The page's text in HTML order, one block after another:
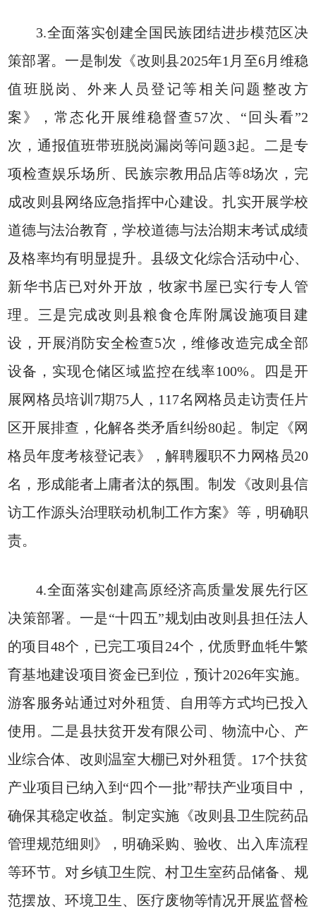
3.全面落实创建全国民族团结进步模范区决
策部署。一是制发《改则县2025年1月至6月维稳
值班脱岗、外来人员登记等相关问题整改方
案》，常态化开展维稳督查57次、“回头看”2
次，通报值班带班脱岗漏岗等问题3起。二是专
项检查娱乐场所、民族宗教用品店等8场次，完
成改则县网络应急指挥中心建设。扎实开展学校
道德与法治教育，学校道德与法治期末考试成绩
及格率均有明显提升。县级文化综合活动中心、
新华书店已对外开放，牧家书屋已实行专人管
理。三是完成改则县粮食仓库附属设施项目建
设，开展消防安全检查5次，维修改造完成全部
设备，实现仓储区域监控在线率100%。四是开
展网格员培训7期75人，117名网格员走访责任片
区开展排查，化解各类矛盾纠纷80起。制定《网
格员年度考核登记表》，解聘履职不力网格员20
名，形成能者上庸者汰的氛围。制发《改则县信
访工作源头治理联动机制工作方案》等，明确职
责。
4.全面落实创建高原经济高质量发展先行区
决策部署。一是“十四五”规划由改则县担任法人
的项目48个，已完工项目24个，优质野血牦牛繁
育基地建设项目资金已到位，预计2026年实施。
游客服务站通过对外租赁、自用等方式均已投入
使用。二是县扶贫开发有限公司、物流中心、产
业综合体、改则温室大棚已对外租赁。17个扶贫
产业项目已纳入到“四个一批”帮扶产业项目中，
确保其稳定收益。制定实施《改则县卫生院药品
管理规范细则》，明确采购、验收、出入库流程
等环节。对乡镇卫生院、村卫生室药品储备、规
范摆放、环境卫生、医疗废物等情况开展监督检